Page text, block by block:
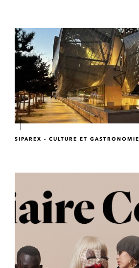
SIPAREX - CULTURE ET GASTRONOMIE